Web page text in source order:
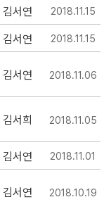
김서연 2018.11.15
김서연 2018.11.15
김서연 2018.11.06
김서희 2018.11.05
김서연 2018.11.01
김서연 2018.10.19